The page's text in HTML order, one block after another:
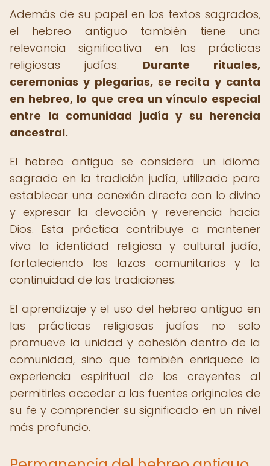
Además de su papel en los textos sagrados,
el hebreo antiguo también tiene una
relevancia significativa en las prácticas
religiosas judías. Durante rituales,
ceremonias y plegarias, se recita y canta
en hebreo, lo que crea un vínculo especial
entre la comunidad judía y su herencia
ancestral.
El hebreo antiguo se considera un idioma
sagrado en la tradición judía, utilizado para
establecer una conexión directa con lo divino
y expresar la devoción y reverencia hacia
Dios. Esta práctica contribuye a mantener
viva la identidad religiosa y cultural judía,
fortaleciendo los lazos comunitarios y la
continuidad de las tradiciones.
El aprendizaje y el uso del hebreo antiguo en
las prácticas religiosas judías no solo
promueve la unidad y cohesión dentro de la
comunidad, sino que también enriquece la
experiencia espiritual de los creyentes al
permitirles acceder a las fuentes originales de
su fe y comprender su significado en un nivel
más profundo.